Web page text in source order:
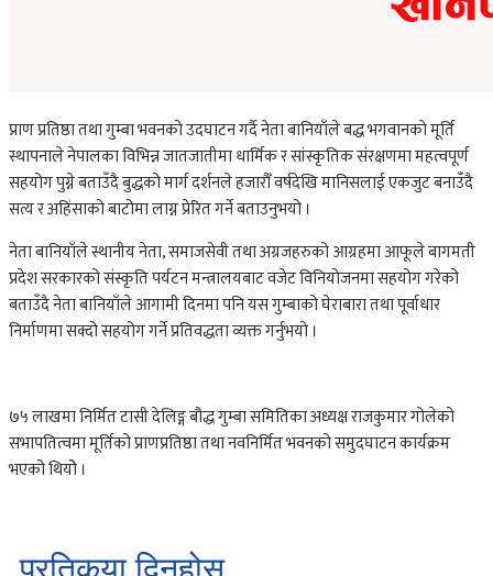
प्राण प्रतिष्ठा तथा गुम्बा भवनको उदघाटन गर्दै नेता बानियाँले बद्ध भगवानकाे मूर्ति
स्थापनाले नेपालका विभिन्न जातजातीमा धार्मिक र सांस्कृतिक संरक्षणमा महत्वपूर्ण
सहयोग पुग्ने बताउँदै बुद्धको मार्ग दर्शनले हजारौँ वर्षदेखि मानिसलाई एकजुट बनाउँदै
सत्य र अहिंसाको बाटोमा लाग्न प्रेरित गर्ने बताउनुभयो ।
नेता बानियाँले स्थानीय नेता, समाजसेवी तथा अग्रजहरुको आग्रहमा आफूले बागमती
प्रदेश सरकारको संस्कृति पर्यटन मन्त्रालयबाट वजेट विनियोजनमा सहयोग गरेको
बताउँदै नेता बानियाँले आगामी दिनमा पनि यस गुम्बाको घेराबारा तथा पूर्वाधार
निर्माणमा सक्दो सहयोग गर्ने प्रतिवद्धता व्यक्त गर्नुभयो ।
७५ लाखमा निर्मित टासी देलिङ्ग बौद्ध गुम्बा समितिका अध्यक्ष राजकुमार गोलेको
सभापतित्वमा मूर्तिको प्राणप्रतिष्ठा तथा नवनिर्मित भवनको समुदघाटन कार्यक्रम
भएको थियोे ।